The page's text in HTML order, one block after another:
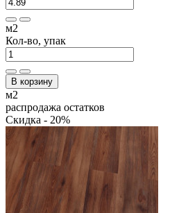
м2
Кол-во, упак
В корзину
м2
распродажа остатков
Скидка - 20%